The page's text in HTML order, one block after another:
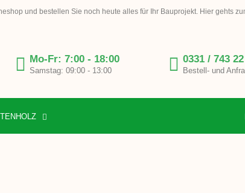
und bestellen Sie noch heute alles für Ihr Bauprojekt. Hier gehts
Mo-Fr: 7:00 - 18:00
Samstag: 09:00 - 13:00
0331 / 743
Bestell- und